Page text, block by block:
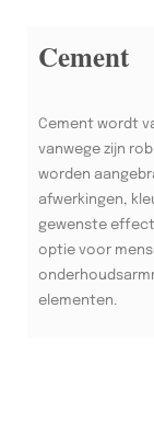
Cement
Cement wordt
vanwege zijn
worden
afwerkingen,
gewenste
optie voor
elementen.